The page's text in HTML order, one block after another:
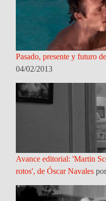
Pasado, presente y futuro
04/02/2013
Avance editorial: 'Martin
rotos', de Óscar Navales